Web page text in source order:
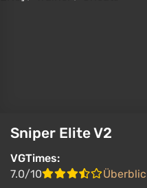
Sniper Elite V2
VGTimes:
7.0/10